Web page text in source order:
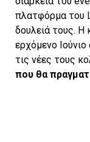
πλατφόρμα του
δουλειά τους.
ερχόμενο
τις νέες τους
που θα